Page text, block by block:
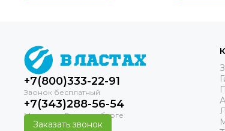
+7(800)333-22-91
+7(343)288-56-54
Заказать звонок